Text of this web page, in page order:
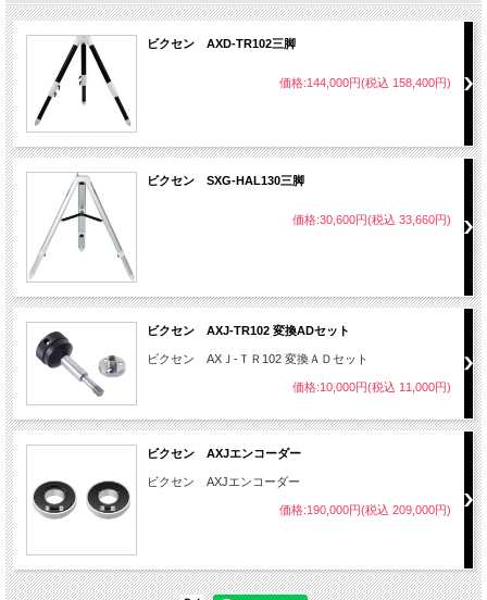
ビクセン AXD-TR102三脚
価格:144,000円(税込 158,400円)
ビクセン SXG-HAL130三脚
価格:30,600円(税込 33,660円)
ビクセン AXJ-TR102 変換ADセット
ビクセン AXＪ-ＴＲ102 変換ＡＤセット
価格:10,000円(税込 11,000円)
ビクセン AXJエンコーダー
ビクセン AXJエンコーダー
価格:190,000円(税込 209,000円)